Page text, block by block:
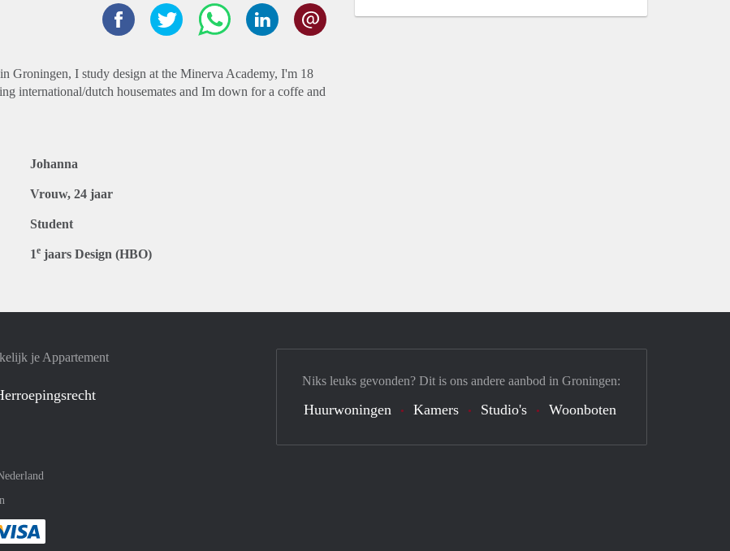
Groningen, I study design at the Minerva Academy, I'm 18
international/dutch housemates and Im down for a coffe and
Johanna
Vrouw, 24 jaar
Student
1e jaars Design (HBO)
je Appartement
Paypalaf met Mastercard
gemakkelijk af met Meastro
Niks leuks gevonden? Dit is ons andere aanbod in Groningen:
Huurwoningen Kamers Studio's Woonboten